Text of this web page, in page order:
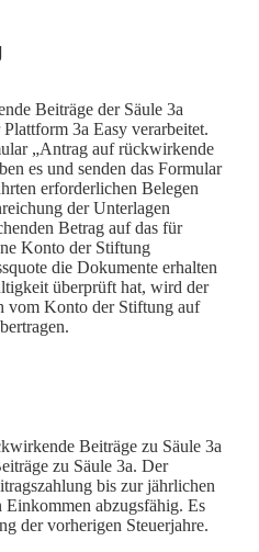
Beiträge der Säule 3a
3a Easy verarbeitet.
„Antrag auf rückwirkende
es und senden das Formular
erforderlichen Belegen
der Unterlagen
Betrag auf das für
Konto der Stiftung
die Dokumente erhalten
überprüft hat, wird der
vom Konto der Stiftung auf
Beiträge zu Säule 3a
zu Säule 3a. Der
bis zur jährlichen
abzugsfähig. Es
der vorherigen Steuerjahre.